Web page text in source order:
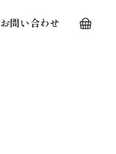
お問い合わせ